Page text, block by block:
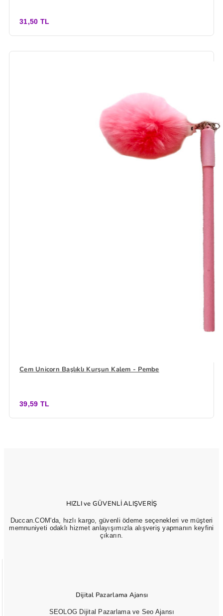
31,50 TL
Cem Unicorn Başlıklı Kurşun Kalem - Pembe
39,59 TL
HIZLI ve GÜVENLİ ALIŞVERİŞ
Duccan.COM'da, hızlı kargo, güvenli ödeme seçenekleri ve müşteri
memnuniyeti odaklı hizmet anlayışımızla alışveriş yapmanın keyfini
çıkarın.
Dijital Pazarlama Ajansı
SEOLOG Dijital Pazarlama ve Seo Ajansı